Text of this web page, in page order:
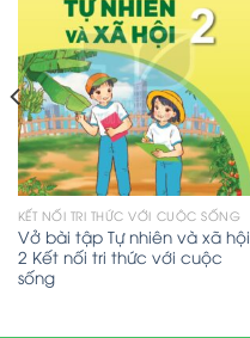
KẾT NỐI TRI THỨC VỚI CUỘC SỐNG
Vở bài tập Tự nhiên và xã hội
2 Kết nối tri thức với cuộc
sống